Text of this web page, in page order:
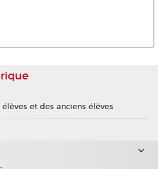
et des anciens élèves